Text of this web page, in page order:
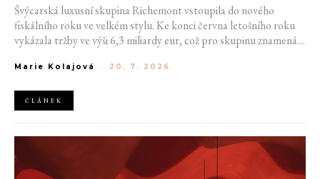
Švýcarská luxusní skupina Richemont vstoupila do nového
fiskálního roku ve velkém stylu. Ke konci června letošního roku
vykázala tržby ve výši 6,3 miliardy eur, což pro skupinu znamená
luxusním zůstává i přes přetrvávající ekonomickou nejistotu
Marie Kolajová - 20. 7. 2026
ČLÁNEK